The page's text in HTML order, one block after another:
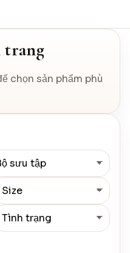
trang
chọn sản phẩm phù